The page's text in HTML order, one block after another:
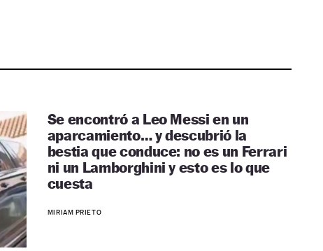
Se encontró a Leo Messi en un
aparcamiento… y descubrió la
bestia que conduce: no es un Ferrari
ni un Lamborghini y esto es lo que
cuesta
MIRIAM PRIETO